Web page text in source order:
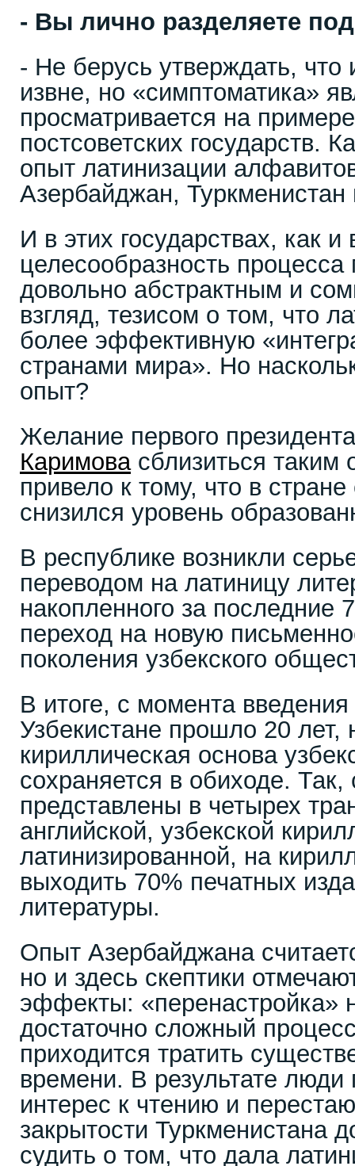
- Вы лично разделяете
- Не берусь утверждать, что
извне, но «симптоматика»
просматривается на
постсоветских государств.
опыт латинизации
Азербайджан, Туркменистан
И в этих государствах, как и
целесообразность
довольно абстрактным и
взгляд, тезисом о том, что
более эффективную
странами мира». Но
опыт?
Желание первого
Каримовасблизиться таким
привело к тому, что в
снизился уровень
В республике возникли
переводом на латиницу
накопленного за последние
переход на новую
поколения узбекского
В итоге, с момента
Узбекистане прошло 20 лет,
кириллическая основа
сохраняется в обиходе. Так,
представлены в четырех
английской, узбекской
латинизированной, на
выходить 70% печатных
литературы.
Опыт Азербайджана
но и здесь скептики
эффекты: «перенастройка»
достаточно сложный
приходится тратить
времени. В результате люди
интерес к чтению и
закрытости Туркменистана
судить о том, что дала